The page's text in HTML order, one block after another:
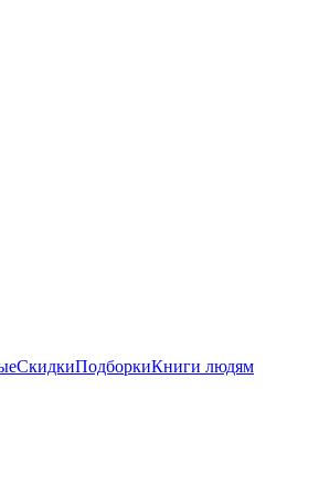
СкидкиПодборкиКниги людям